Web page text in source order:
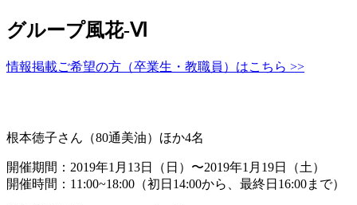
グループ風花-Ⅵ
情報掲載ご希望の方（卒業生・教職員）はこちら >>
根本徳子さん（80通美油）ほか4名
開催期間：2019年1月13日（日）〜2019年1月19日（土）
開催時間：11:00~18:00（初日14:00から、最終日16:00まで）